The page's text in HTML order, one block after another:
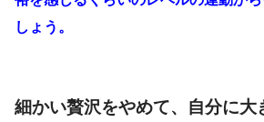
しょう。
細かい贅沢をやめて、自分に大